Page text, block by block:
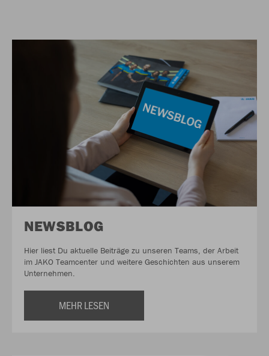
NEWSBLOG
Hier liest Du aktuelle Beiträge zu unseren Teams, der Arbeit
im JAKO Teamcenter und weitere Geschichten aus unserem
Unternehmen.
MEHR LESEN